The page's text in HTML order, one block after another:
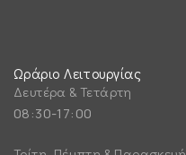
Ωράριο Λειτουργίας
Δευτέρα & Τετάρτη
08:30-17:00